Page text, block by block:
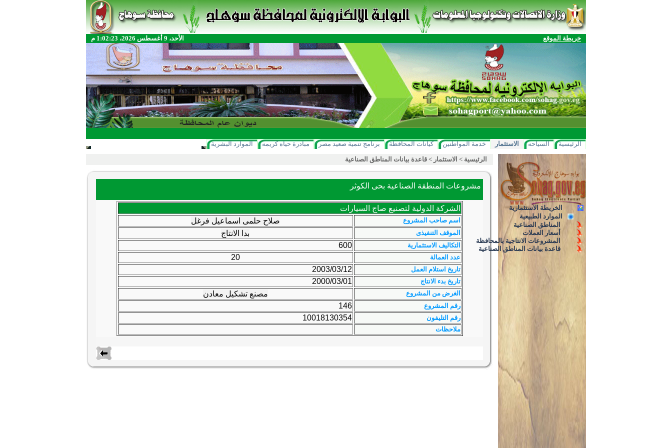
خريطة الموقع الأحد، 9 أغسطس 2026، 1:02:23 م
الرئيسية السياحه الاستثمار خدمة المواطنين كيانات المحافظة برنامج تنمية صعيد مصر مبادرة حياه كريمه الموارد البشرية
الخريطة الاستثمارية
الموارد الطبيعية
المناطق الصناعية
أسعار العملات
المشروعات الانتاجية بالمحافظة
قاعدة بيانات المناطق الصناعية
الرئيسية > الاستثمار > قاعدة بيانات المناطق الصناعية
مشروعات المنطقة الصناعية بحى الكوثر
الشركة الدولية لتصنيع صاج السيارات
اسم صاحب المشروع صلاح حلمى اسماعيل فرغل
الموقف التنفيذى بدا الانتاج
التكاليف الاستثمارية 600
عدد العمالة 20
تاريخ استلام العمل 2003/03/12
تاريخ بدء الانتاج 2000/03/01
الغرض من المشروع مصنع تشكيل معادن
رقم المشروع 146
رقم التليفون 10018130354
ملاحظات